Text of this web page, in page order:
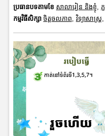
ប្រធានបទតាមខែ សាលារៀន និងខ្ញុំ
កម្មវិធីសិក្សា ចិត្តចលភាព វិទ្យាសាស្រ្ត